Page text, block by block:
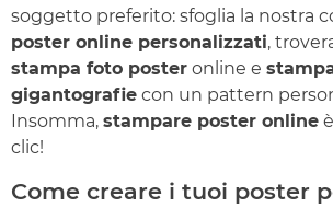
soggetto preferito: sfoglia la nostra
poster online personalizzati,
stampa foto poster online e
gigantografie con un pattern
Insomma, stampare poster online
clic!
Come creare i tuoi poster